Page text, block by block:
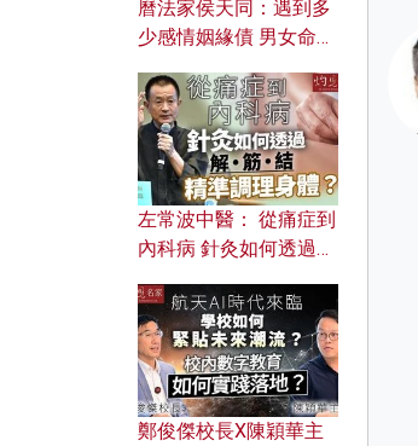
曆法家侯天同：遇到多
少感情姻緣債 男女命途
的七情六欲？
左常波中醫： 從痛症到
內科病 針灸如何透過解
鄭俊傑校長X陳穎華主